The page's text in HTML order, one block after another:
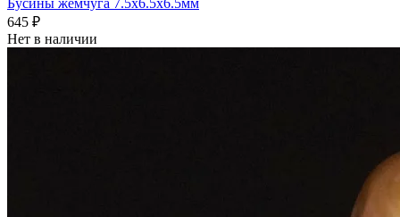
645 ₽
Нет в наличии